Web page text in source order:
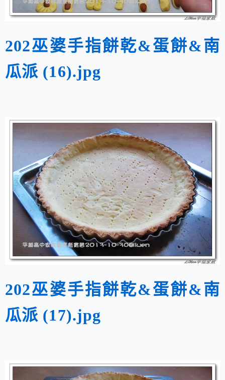
202巫婆手指餅乾&蛋餅&南
瓜派 (16).jpg
202巫婆手指餅乾&蛋餅&南
瓜派 (17).jpg